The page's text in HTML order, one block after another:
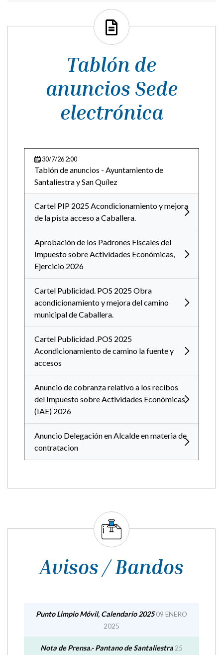
Tablón de
anuncios Sede
electrónica
30/7/26 2:00
Tablón de anuncios - Ayuntamiento de
Santaliestra y San Quílez
Cartel PIP 2025 Acondicionamiento y mejora
de la pista acceso a Caballera.
Aprobación de los Padrones Fiscales del
Impuesto sobre Actividades Económicas,
Ejercicio 2026
Cartel Publicidad. POS 2025 Obra
acondicionamiento y mejora del camino
municipal de Caballera.
Cartel Publicidad .POS 2025
Acondicionamiento de camino la fuente y
accesos
Anuncio de cobranza relativo a los recibos
del Impuesto sobre Actividades Económicas
(IAE) 2026
Anuncio Delegación en Alcalde en materia de
contratacion
Avisos / Bandos
Punto Limpio Móvil, Calendario 2025 09 ENERO
2025
Nota de Prensa.- Pantano de Santaliestra 25